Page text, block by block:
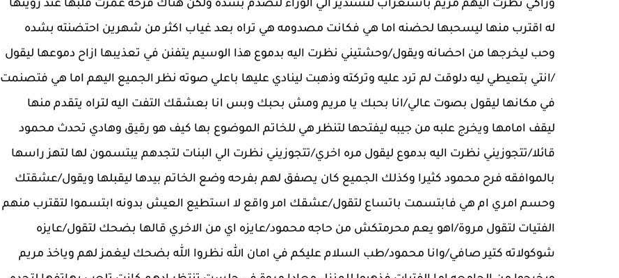
وراكي نظرت اليهم مريم باستغراب لتستدير الي الوراء لتصدم بشده ولكن هناك فرحه غمرت قلبها عند رؤيتها
له اقترب منها ليسحبها لحضنه اما هي فكانت مصدومه هي تراه بعد غياب اكثر من شهرين احتضنته بشده
وحب ليخرجها من احضانه ويقول/وحشتيني نظرت اليه بدموع هذا الوسيم يتفنن في تعذيبها ازاح دموعها ليقول
/انتي بتعيطي ليه دلوقت لم ترد عليه وتركته وذهبت لينادي عليها باعلي صوته نظر الجميع اليهم اما هي فتصنمت
في مكانها ليقول بصوت عالي/انا بحبك يا مريم ومش بحبك وبس انا بعشقك التفت اليه لتراه يتقدم منها
ليقف امامها ويخرج علبه من جيبه ليفتحها لتنظر هي للخاتم الموضوع بها كيف هو رقيق وهادي تحدث محمود
قائلا/تتجوزيني نظرت اليه بدموع ليقول مره اخري/تتجوزيني نظرت الي البنات لتجدهم يبتسمون لها لتهز راسها
بالموافقه فرح محمود كثيرا وكذلك الجميع كان يصفق لهم بفرحه وضع الخاتم بيدها ليقبلها ويقول/عشقتك
وحسم امري ام هي فابتسمت باتساع لتقول/عشقك امر واقع لا استطيع العيش بدونه ابتسموا لتقترب منهم
الفتيات لتقول مروة/اهو يعم محرمتكش من حاجه محمود/عايزه اي من الاخري قالها بضحك لتقول/عايزه
شوكولاته كتير صافي/وانا محمود/طب السلام عليكم في امان الله نظروا الله بضحك ليغمز لهم وياخذ مريم